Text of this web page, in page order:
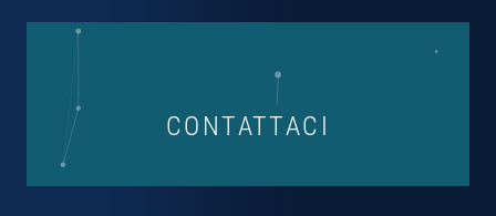
CONTATTACI